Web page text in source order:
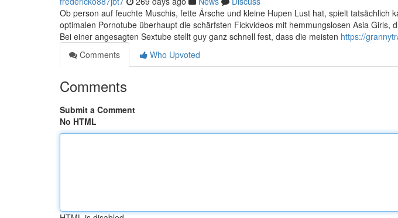
Ob person auf feuchte Muschis, fette Ärsche und kleine Hupen Lust hat, spielt tatsächlich
optimalen Pornotube überhaupt die schärfsten Fickvideos mit hemmungslosen Asia Girls,
Bei einer angesagten Sextube stellt guy ganz schnell fest, dass die meisten https://
Comments
Who Upvoted
Comments
Submit a Comment
No HTML